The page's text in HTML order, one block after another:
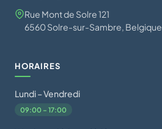
Rue Mont de Solre 121
6560 Solre-sur-Sambre, Belgique
HORAIRES
Lundi – Vendredi
09:00 – 17:00